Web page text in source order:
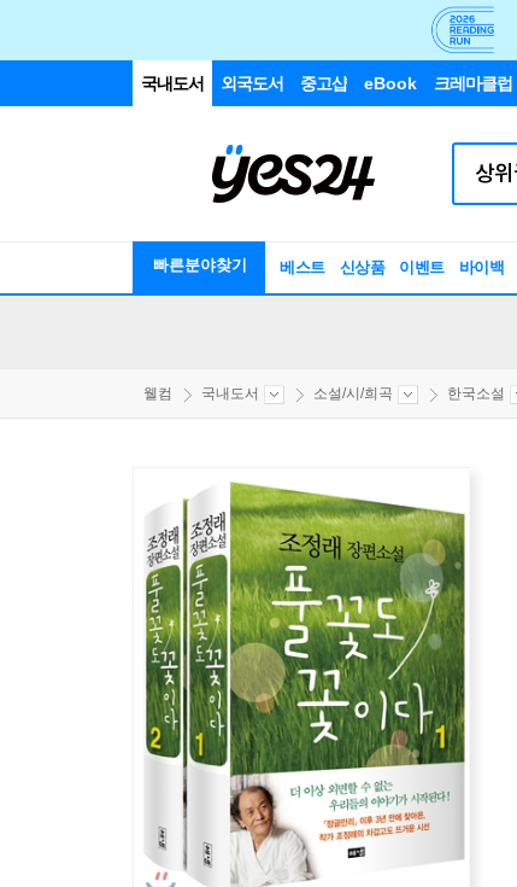
국내도서 외국도서 중고샵 eBook 크레마클럽
빠른분야찾기 베스트 신상품 이벤트 바이백
웰컴 국내도서 소설/시/희곡 한국소설